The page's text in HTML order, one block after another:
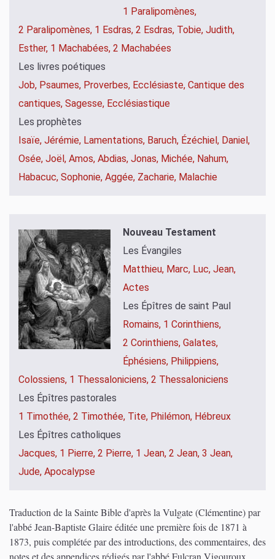
1 Paralipomènes,
2 Paralipomènes, 1 Esdras, 2 Esdras, Tobie, Judith,
Esther, 1 Machabées, 2 Machabées
Les livres poétiques
Job, Psaumes, Proverbes, Ecclésiaste, Cantique des
cantiques, Sagesse, Ecclésiastique
Les prophètes
Isaïe, Jérémie, Lamentations, Baruch, Ézéchiel, Daniel,
Osée, Joël, Amos, Abdias, Jonas, Michée, Nahum,
Habacuc, Sophonie, Aggée, Zacharie, Malachie
Nouveau Testament
Les Évangiles
Matthieu, Marc, Luc, Jean,
Actes
Les Épîtres de saint Paul
Romains, 1 Corinthiens,
2 Corinthiens, Galates,
Éphésiens, Philippiens,
Colossiens, 1 Thessaloniciens, 2 Thessaloniciens
Les Épîtres pastorales
1 Timothée, 2 Timothée, Tite, Philémon, Hébreux
Les Épîtres catholiques
Jacques, 1 Pierre, 2 Pierre, 1 Jean, 2 Jean, 3 Jean,
Jude, Apocalypse
Traduction de la Sainte Bible d'après la Vulgate (Clémentine) par
l'abbé Jean-Baptiste Glaire éditée une première fois de 1871 à
1873, puis complétée par des introductions, des commentaires, des